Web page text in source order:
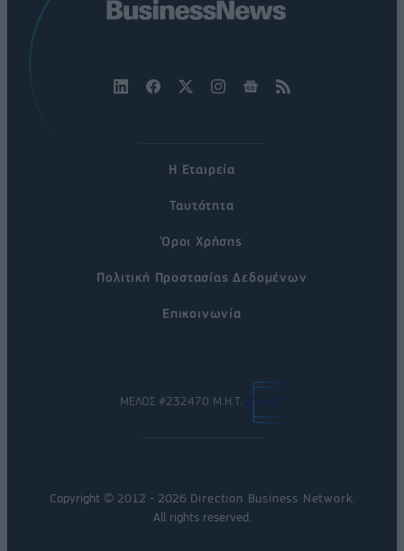
Η Εταιρεία
Ταυτότητα
Όροι Χρήσης
Πολιτική Προστασίας Δεδομένων
Επικοινωνία
ΜΕΛΟΣ #232470 Μ.Η.Τ.
Copyright © 2012 - 2026 Direction Business Network
All rights reserved.